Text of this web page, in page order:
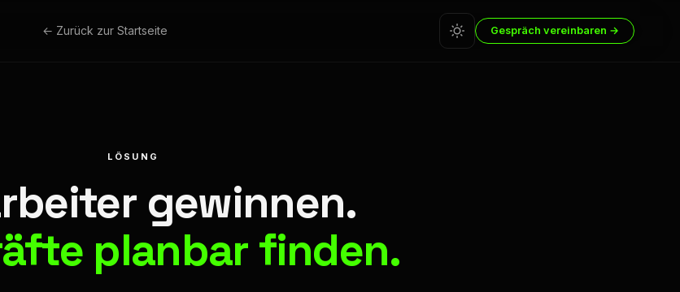
← Zurück zur Startseite Gespräch vereinbaren →
LÖSUNG
gewinnen.
planbar finden.